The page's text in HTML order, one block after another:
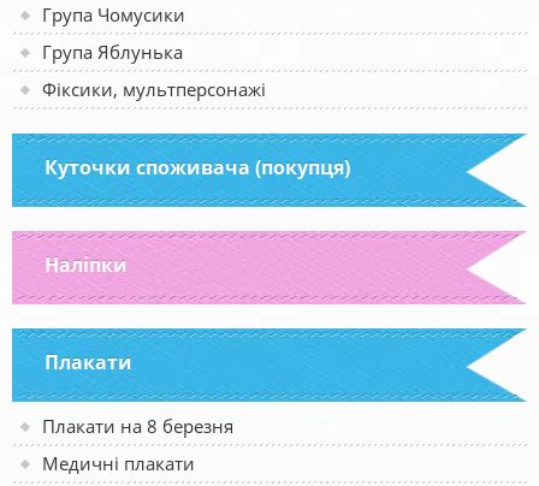
Група Чомусики
Група Яблунька
Фіксики, мультперсонажі
Куточки споживача (покупця)
Наліпки
Плакати
Плакати на 8 березня
Медичні плакати